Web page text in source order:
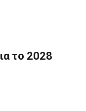
το 2028